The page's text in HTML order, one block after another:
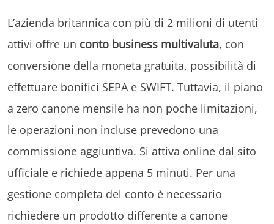
L’azienda britannica con più di 2 milioni di utenti
attivi offre un conto business multivaluta, con
conversione della moneta gratuita, possibilità di
effettuare bonifici SEPA e SWIFT. Tuttavia, il piano
a zero canone mensile ha non poche limitazioni,
le operazioni non incluse prevedono una
commissione aggiuntiva. Si attiva online dal sito
ufficiale e richiede appena 5 minuti. Per una
gestione completa del conto è necessario
richiedere un prodotto differente a canone